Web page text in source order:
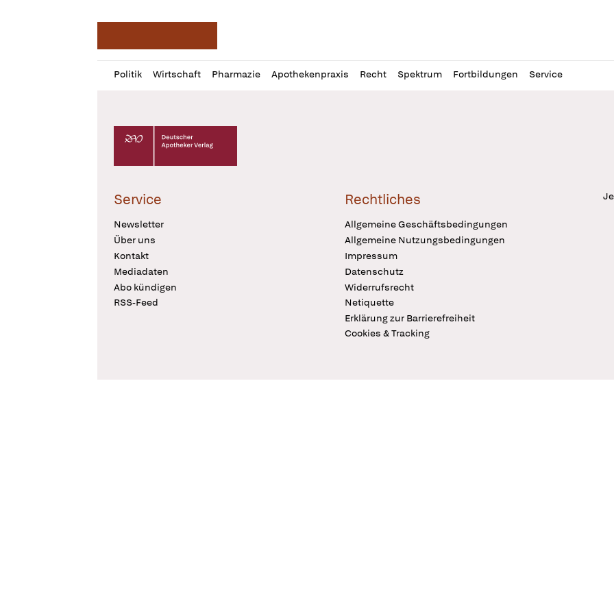
Politik Wirtschaft Pharmazie Apothekenpraxis Recht Spektrum Fortbildungen Service
Profil
öffnen
Daz
Pur
Deutscher Apotheker Verlag Logo
Service
Newsletter
Über uns
Kontakt
Mediadaten
Abo kündigen
RSS-Feed
Rechtliches
Allgemeine Geschäftsbedingungen
Allgemeine Nutzungsbedingungen
Impressum
Datenschutz
Widerrufsrecht
Netiquette
Erklärung zur Barrierefreiheit
Cookies & Tracking